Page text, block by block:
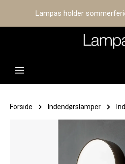
Lampas holder
Forside Indendørslamper